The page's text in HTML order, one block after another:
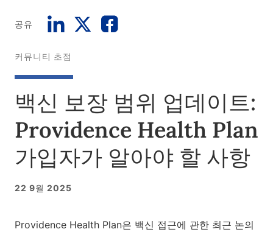
공유
커뮤니티 초점
백신 보장 범위 업데이트:
Providence Health Plan
가입자가 알아야 할 사항
22 9월 2025
Providence Health Plan은 백신 접근에 관한 최근 논의